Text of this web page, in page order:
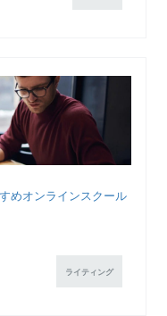
めオンラインスクール
ライティング